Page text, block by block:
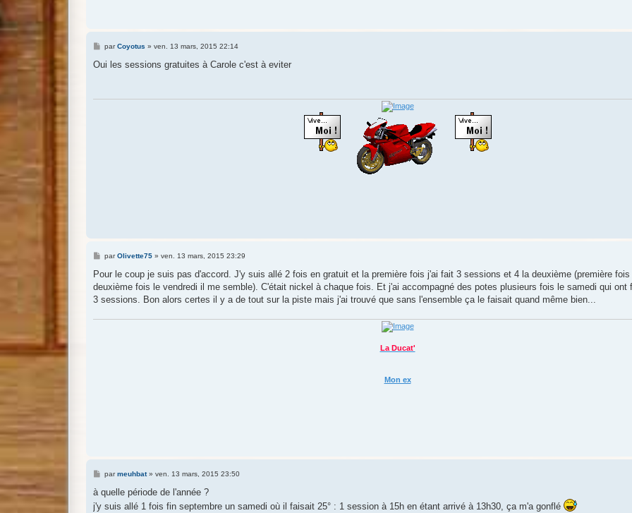
M
s
parCoyotus » ven. 13 mars, 2015 22:14
Oui les sessions gratuites à Carole c'est à eviter
M
s
a
g
parOlivette75» ven. 13 mars, 2015 23:29
Pour le coup je suis pas d'accord. J'y suis allé 2 fois en gratuit et la première fois j'ai fait 3 sessions et 4 la deuxième (première
deuxième fois le vendredi il me semble). C'était nickel à chaque fois. Et j'ai accompagné des potes plusieurs fois le samedi qui ont
3 sessions. Bon alors certes il y a de tout sur la piste mais j'ai trouvé que sans l'ensemble ça le faisait quand même bien...
La Ducat'
Mon ex
M
s
s
a
parmeuhbat» ven. 13 mars, 2015 23:50
à quelle période de l'année ?
j'y suis allé 1 fois fin septembre un samedi où il faisait 25° : 1 session à 15h en étant arrivé à 13h30, ça m'a gonflé